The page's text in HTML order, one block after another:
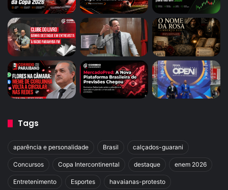
Tags
aparência e personalidade Brasil calçados-guarani
Concursos Copa Intercontinental destaque enem 2026
Entretenimento Esportes havaianas-protesto